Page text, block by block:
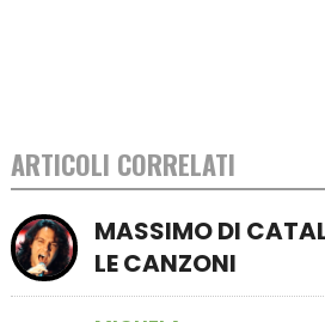
ARTICOLI CORRELATI
MASSIMO DI
LE CANZONI